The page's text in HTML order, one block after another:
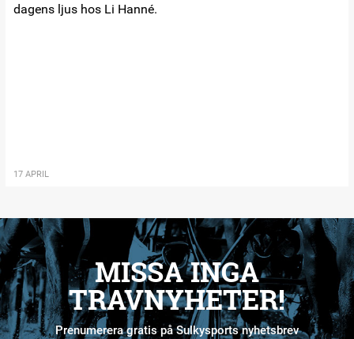
dagens ljus hos Li Hanné.
17 APRIL
MISSA INGA
TRAVNYHETER!
Prenumerera gratis på Sulkysports nyhetsbrev